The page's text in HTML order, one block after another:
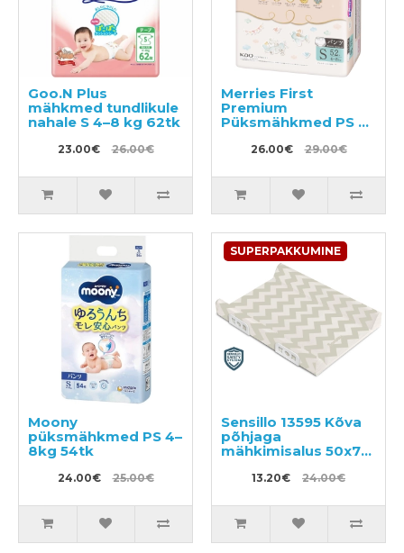
Goo.N Plus
mähkmed tundlikule
nahale S 4–8 kg 62tk
23.00€ 26.00€
Merries First
Premium
Püksmähkmed PS 4-
26.00€ 29.00€
Moony
püksmähkmed PS 4–
8kg 54tk
24.00€ 25.00€
SUPERPAKKUMINE
Sensillo 13595 Kõva
põhjaga
mähkimisalus 50x70
13.20€ 24.00€